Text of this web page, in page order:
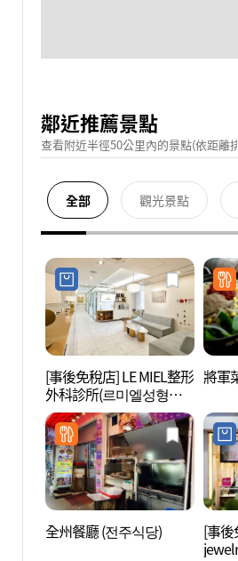
鄰近推薦景點
查看附近半徑50公里內的景點(依距離
全部 觀光景點
[事後免稅店] LE MIEL整形
外科診所(르미엘성형외
과의원)
將軍
全州餐廳 (전주식당)
[事